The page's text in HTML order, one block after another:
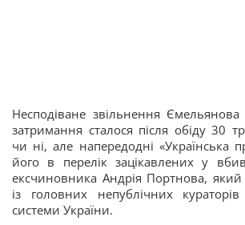
Несподіване звільнення
затримання сталося після обіду 30
чи ні, але напередодні «Українська
його в перелік зацікавлених у
ексчиновника Андрія Портнова,
із головних непублічних
системи України.